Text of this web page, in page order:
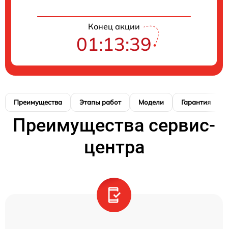
Конец акции
01:13:39
Преимущества Этапы работ Модели Гарантия
Преимущества сервис-
центра